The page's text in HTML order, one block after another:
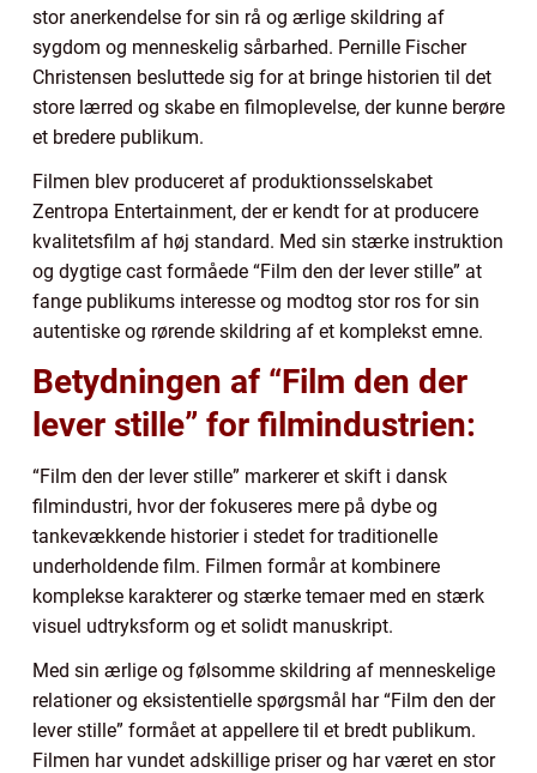
stor anerkendelse for sin rå og ærlige skildring af
sygdom og menneskelig sårbarhed. Pernille Fischer
Christensen besluttede sig for at bringe historien til det
store lærred og skabe en filmoplevelse, der kunne berøre
et bredere publikum.
Filmen blev produceret af produktionsselskabet
Zentropa Entertainment, der er kendt for at producere
kvalitetsfilm af høj standard. Med sin stærke instruktion
og dygtige cast formåede “Film den der lever stille” at
fange publikums interesse og modtog stor ros for sin
autentiske og rørende skildring af et komplekst emne.
Betydningen af “Film den der
lever stille” for filmindustrien:
“Film den der lever stille” markerer et skift i dansk
filmindustri, hvor der fokuseres mere på dybe og
tankevækkende historier i stedet for traditionelle
underholdende film. Filmen formår at kombinere
komplekse karakterer og stærke temaer med en stærk
visuel udtryksform og et solidt manuskript.
Med sin ærlige og følsomme skildring af menneskelige
relationer og eksistentielle spørgsmål har “Film den der
lever stille” formået at appellere til et bredt publikum.
Filmen har vundet adskillige priser og har været en stor